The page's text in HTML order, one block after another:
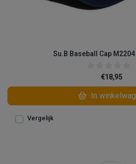
Su.B Baseball Cap
€18,95
In
Vergelijk